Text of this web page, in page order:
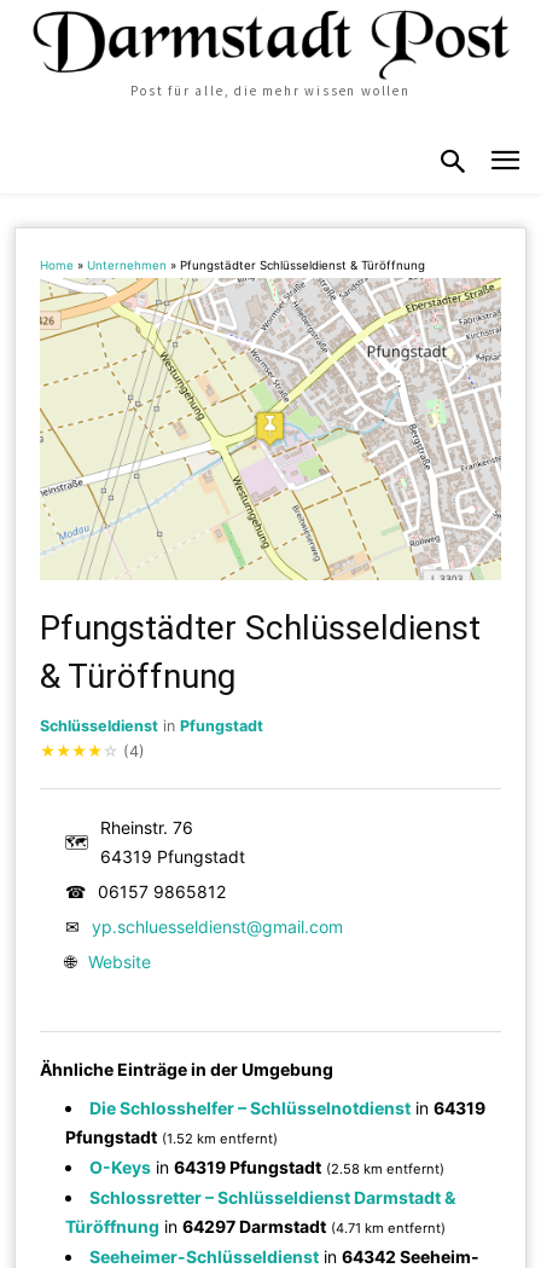
Post für alle, die mehr wissen wollen
Home »Unternehmen »Pfungstädter Schlüsseldienst & Türöffnung
Pfungstädter Schlüsseldienst
& Türöffnung
Schlüsseldienst inPfungstadt
★★★★ ☆ (4)
🗺
Rheinstr. 76
64319 Pfungstadt
☎
06157 9865812
✉
yp.schluesseldienst@gmail.com
🌐 Website
Ähnliche Einträge in der Umgebung
Die Schlosshelfer – Schlüsselnotdienst in64319
Pfungstadt (1.52 km entfernt)
O-Keys in64319 Pfungstadt (2.58 km entfernt)
Schlossretter – Schlüsseldienst Darmstadt &
Türöffnung in64297 Darmstadt (4.71 km entfernt)
Seeheimer-Schlüsseldienst in64342 Seeheim-